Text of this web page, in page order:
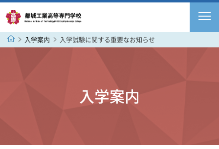
入学案内 入学試験に関する重要なお知らせ
入学案内